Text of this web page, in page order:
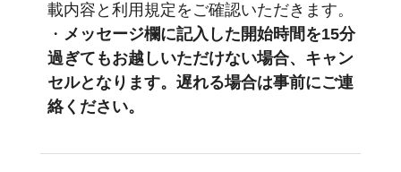
載内容と利用規定をご確認いただきます。
・ メッセージ欄に記入した開始時間を15分
過ぎてもお越しいただけない場合、キャン
セルとなります。遅れる場合は事前にご連
絡ください。